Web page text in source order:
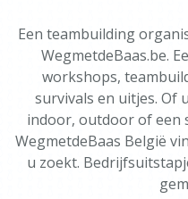
Een teambuilding
WegmetdeBaas.be.
workshops,
survivals en uitjes. Of
indoor, outdoor of een
WegmetdeBaas België
u zoekt.